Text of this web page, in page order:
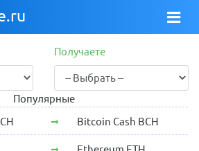
Получаете
Популярные
Bitcoin Cash BCH